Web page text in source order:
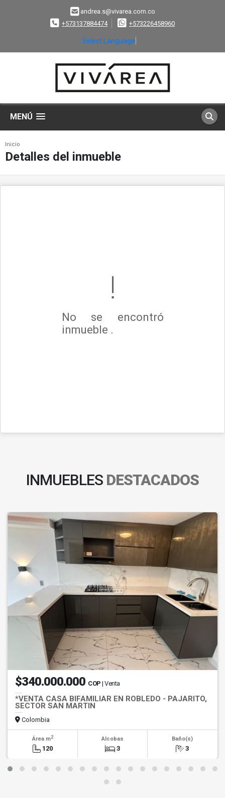
andrea.s@vivarea.com.co
+573137884474
+573226458960
Select Language
MENÚ
Inicio
Detalles del inmueble
No se encontró
inmueble .
INMUEBLES DESTACADOS
$340.000.000 COP | Venta
*VENTA CASA BIFAMILIAR EN ROBLEDO - PAJARITO,
SECTOR SAN MARTIN
Colombia
Área m2
120
Alcobas
3
Baño(s)
3